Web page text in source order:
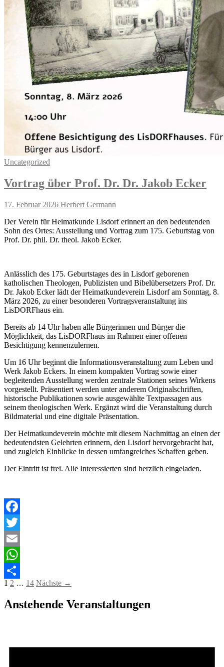
Uncategorized
Vortrag über Prof. Dr. Dr. Jakob Ecker
17. Februar 2026 Herbert Germann
Der Verein für Heimatkunde Lisdorf erinnert an den bedeutenden
Sohn des Ortes: Ausstellung und Vortrag zum 175. Geburtstag von
Prof. Dr. phil. Dr. theol. Jakob Ecker.
Anlässlich des 175. Geburtstages des in Lisdorf geborenen
katholischen Theologen, Publizisten und Bibelübersetzers Prof. Dr.
Dr. Jakob Ecker lädt der Heimatkundeverein Lisdorf am Sonntag, 8.
März 2026, zu einer besonderen Vortragsveranstaltung ins
LisDORFhaus ein.
Bereits ab 14 Uhr haben alle Bürgerinnen und Bürger die
Möglichkeit, das LisDORFhaus im Rahmen einer offenen
Besichtigung kennenzulernen.
Um 16 Uhr beginnt die Informationsveranstaltung zum Leben und
Werk Jakob Eckers. In einem kompakten Vortrag sowie einer
begleitenden Ausstellung werden zentrale Stationen seines Wirkens
vorgestellt. Präsentiert werden unter anderem Originalschriften,
historische Publikationen sowie ausgewählte Textpassagen aus
seinem theologischen Werk. Ergänzt wird die Veranstaltung durch
Bildmaterial und eine digitale Präsentation.
Der Heimatkundeverein möchte mit diesem Nachmittag an einen der
bedeutendsten Gelehrten erinnern, den Lisdorf hervorgebracht hat,
und zugleich Einblicke in dessen umfangreiches Schaffen geben.
Der Eintritt ist frei. Alle Interessierten sind herzlich eingeladen.
Facebook
Twitter
Email
WhatsApp
Teilen
Beitragsnavigation
1 2 … 14 Nächste →
Anstehende Veranstaltungen